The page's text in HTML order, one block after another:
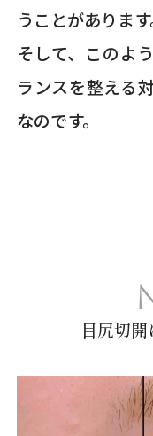
うことがあります
そして、このよ
ランスを整える
なのです。
目尻切